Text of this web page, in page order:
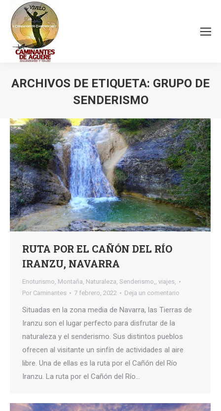
ARCHIVOS DE ETIQUETA: GRUPO DE
SENDERISMO
RUTA POR EL CAÑÓN DEL RÍO
IRANZU, NAVARRA
Enoturismo, Montaña, Naturaleza, Senderismo,, viajes,
Por Caminantes 7 febrero, 2022 Deja un comentario
Situadas en la zona media de Navarra, las Tierras de
Iranzu son el lugar perfecto para disfrutar de la
naturaleza y el senderismo. Sus distintos pueblos
ofrecen al visitante un sinfín de actividades al aire
libre. Una de ellas es la ruta por el Cañón del Río
Iranzu. La ruta por el Cañón del Río…